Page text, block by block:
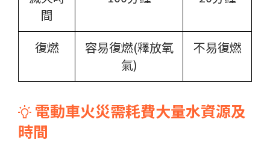
間
復燃
容易復燃(釋放氧
氣)
不易復燃
電動車火災需耗費大量水資源及
時間